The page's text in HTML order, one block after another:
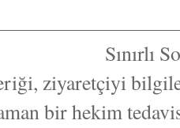
Sınırlı
ziyaretçiyi
bir hekim